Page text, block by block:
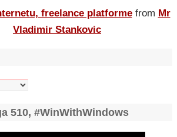
freelance platforme from Mr
Vladimir Stankovic
510, #WinWithWindows